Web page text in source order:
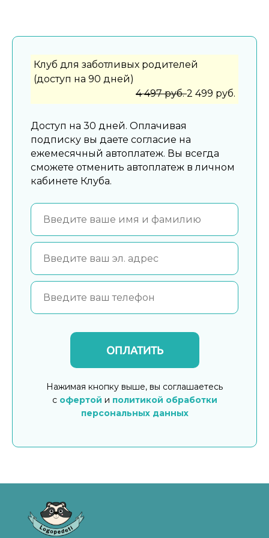
Клуб для заботливых родителей
(доступ на 90 дней)
4 497 руб.2 499 руб.
Доступ на 30 дней. Оплачивая
подписку вы даете согласие на
ежемесячный автоплатеж. Вы всегда
сможете отменить автоплатеж в личном
кабинете Клуба.
ОПЛАТИТЬ
Нажимая кнопку выше, вы соглашаетесь
с офертой и политикой обработки
персональных данных